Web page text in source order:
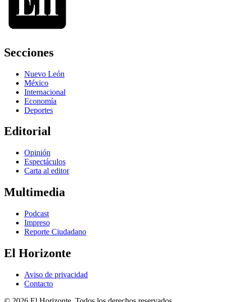
Secciones
Nuevo León
México
Internacional
Economía
Deportes
Editorial
Opinión
Espectáculos
Carta al editor
Multimedia
Podcast
Impreso
Reporte Ciudadano
El Horizonte
Aviso de privacidad
Contacto